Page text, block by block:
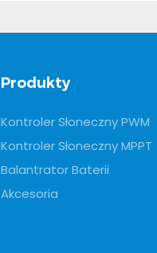
Produkty
Kontroler Słoneczny PWM
Kontroler Słoneczny MPPT
Balantrator Baterii
Akcesoria